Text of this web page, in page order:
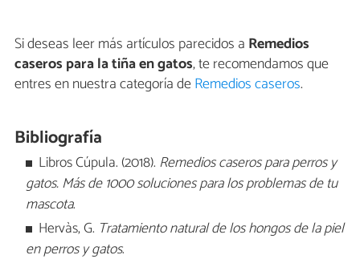
Si deseas leer más artículos parecidos a Remedios
caseros para la tiña en gatos, te recomendamos que
entres en nuestra categoría deRemedios caseros.
Bibliografía
Libros Cúpula. (2018). Remedios caseros para perros y
gatos. Más de 1000 soluciones para los problemas de tu
mascota.
Hervàs, G. Tratamiento natural de los hongos de la piel
en perros y gatos.